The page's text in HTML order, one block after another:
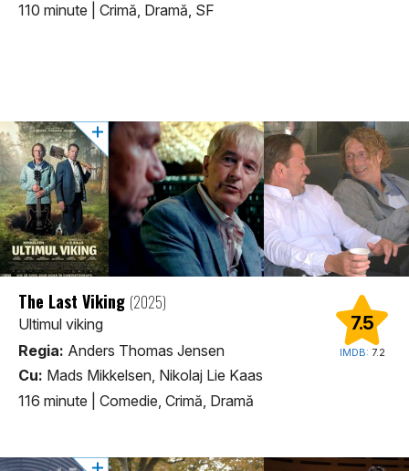
110 minute
Crimă, Dramă, SF
7.5
IMDB: 7.2
The Last Viking (2025)
Ultimul viking
Regia: Anders Thomas Jensen
Cu: Mads Mikkelsen, Nikolaj Lie Kaas
116 minute
Comedie, Crimă, Dramă